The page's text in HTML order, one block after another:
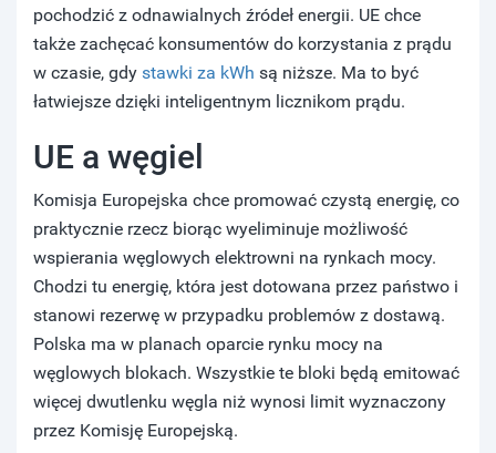
pochodzić z odnawialnych źródeł energii. UE chce
także zachęcać konsumentów do korzystania z prądu
w czasie, gdy stawki za kWh są niższe. Ma to być
łatwiejsze dzięki inteligentnym licznikom prądu.
UE a węgiel
Komisja Europejska chce promować czystą energię, co
praktycznie rzecz biorąc wyeliminuje możliwość
wspierania węglowych elektrowni na rynkach mocy.
Chodzi tu energię, która jest dotowana przez państwo i
stanowi rezerwę w przypadku problemów z dostawą.
Polska ma w planach oparcie rynku mocy na
węglowych blokach. Wszystkie te bloki będą emitować
więcej dwutlenku węgla niż wynosi limit wyznaczony
przez Komisję Europejską.